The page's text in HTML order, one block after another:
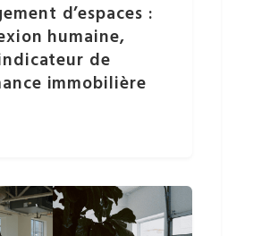
d’espaces :
humaine,
de
immobilière